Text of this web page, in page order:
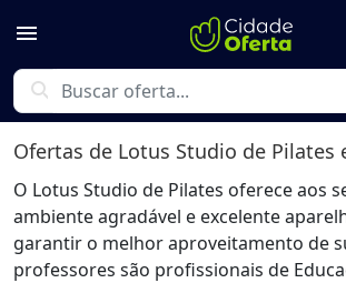
menu
search
Ofertas de Lotus Studio de Pilates
O Lotus Studio de Pilates oferece aos
ambiente agradável e excelente
garantir o melhor aproveitamento de
professores são profissionais de